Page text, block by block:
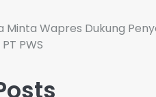
Minta Wapres Dukung
PWS